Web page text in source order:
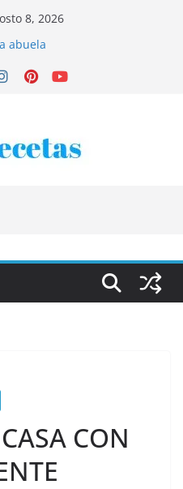
8, 2026
abuela
frito
CON